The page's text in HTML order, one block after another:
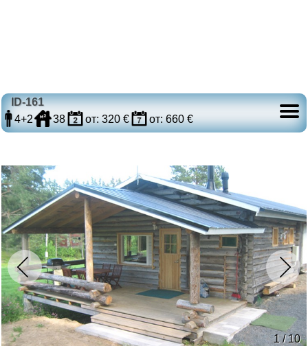
ID-161
4+2
38 от: 320 € от: 660 €
1 / 10